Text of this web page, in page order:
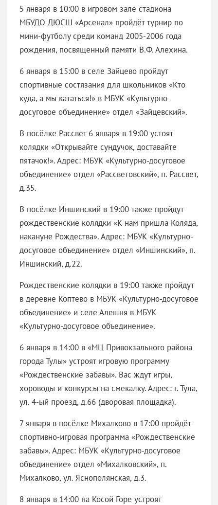
5 января в 10:00 в игровом зале стадиона
МБУДО ДЮСШ «Арсенал» пройдёт турнир по
мини-футболу среди команд 2005-2006 года
рождения, посвященный памяти В.Ф. Алехина.
6 января в 15:00 в селе Зайцево пройдут
спортивные состязания для школьников «Кто
куда, а мы кататься!» в МБУК «Культурно-
досуговое объединение» отдел «Зайцевский».
В посёлке Рассвет 6 января в 19:00 устоят
колядки «Открывайте сундучок, доставайте
пятачок!». Адрес: МБУК «Культурно-досуговое
объединение» отдел «Рассветовский», п. Рассвет,
д.35.
В посёлке Иншинский в 19:00 также пройдут
рождественские колядки «К нам пришла Коляда,
накануне Рождества». Адрес: МБУК «Культурно-
досуговое объединение» отдел «Иншинский», п.
Иншинский, д.22.
Рождественские колядки в 19:00 также пройдут
в деревне Коптево в МБУК «Культурно-досуговое
объединение» и селе Алешня в МБУК
«Культурно-досуговое объединение».
6 января в 14:00 в «МЦ Привокзального района
города Тулы» устроят игровую программу
«Рождественские забавы». Вас ждут игры,
хороводы и конкурсы на смекалку. Адрес: г. Тула,
ул. 4-ый проезд, д.66 (дворовая площадка).
7 января в посёлке Михалково в 17:00 пройдёт
спортивно-игровая программа «Рождественские
забавы». Адрес: МБУК «Культурно-досуговое
объединение» отдел «Михалковский», п.
Михалково, ул. Яснополянская, д.3.
8 января в 14:00 на Косой Горе устроят